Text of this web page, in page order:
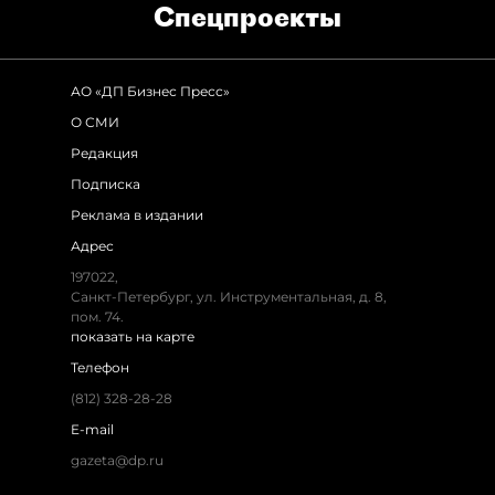
Спец­проекты
АО «ДП Бизнес Пресс»
О СМИ
Редакция
Подписка
Реклама в издании
Адрес
197022,
Санкт-Петербург, ул. Инструментальная, д. 8,
пом. 74.
показать на карте
Телефон
(812) 328-28-28
E-mail
gazeta@dp.ru